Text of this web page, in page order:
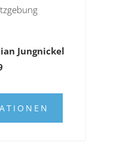
Jungnickel